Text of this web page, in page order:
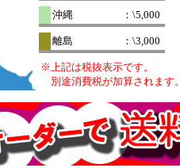
沖縄 ：\5,000
離島 ：\3,000
※上記は税抜表示です。
別途消費税が加算されます。